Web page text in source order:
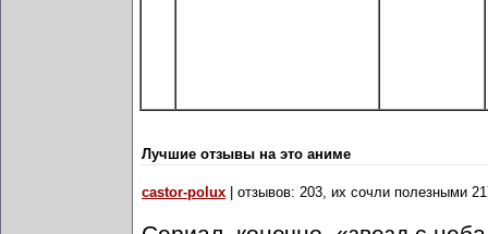
Лучшие отзывы на это аниме
castor-polux | отзывов: 203, их сочли полезными